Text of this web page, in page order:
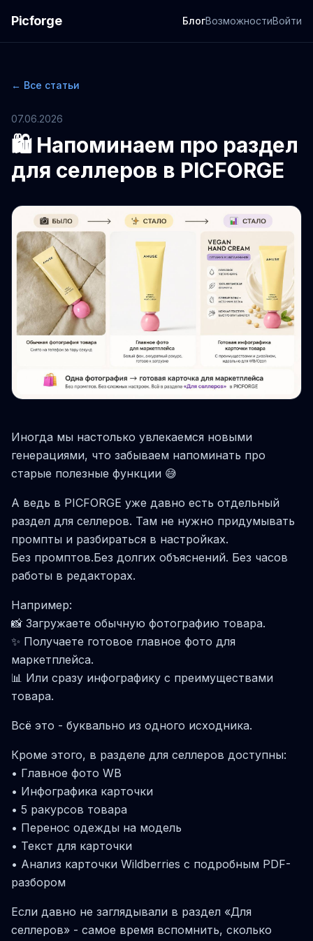
Picforge БлогВозможностиВойти
← Все статьи
07.06.2026
🛍️ Напоминаем про раздел
для селлеров в PICFORGE
Иногда мы настолько увлекаемся новыми
генерациями, что забываем напоминать про
старые полезные функции 😅
А ведь в PICFORGE уже давно есть отдельный
раздел для селлеров. Там не нужно придумывать
промпты и разбираться в настройках.
Без промптов.Без долгих объяснений. Без часов
работы в редакторах.
Например:
📸 Загружаете обычную фотографию товара.
✨ Получаете готовое главное фото для
маркетплейса.
📊 Или сразу инфографику с преимуществами
товара.
Всё это - буквально из одного исходника.
Кроме этого, в разделе для селлеров доступны:
• Главное фото WB
• Инфографика карточки
• 5 ракурсов товара
• Перенос одежды на модель
• Текст для карточки
• Анализ карточки Wildberries с подробным PDF-
разбором
Если давно не заглядывали в раздел «Для
селлеров» - самое время вспомнить, сколько